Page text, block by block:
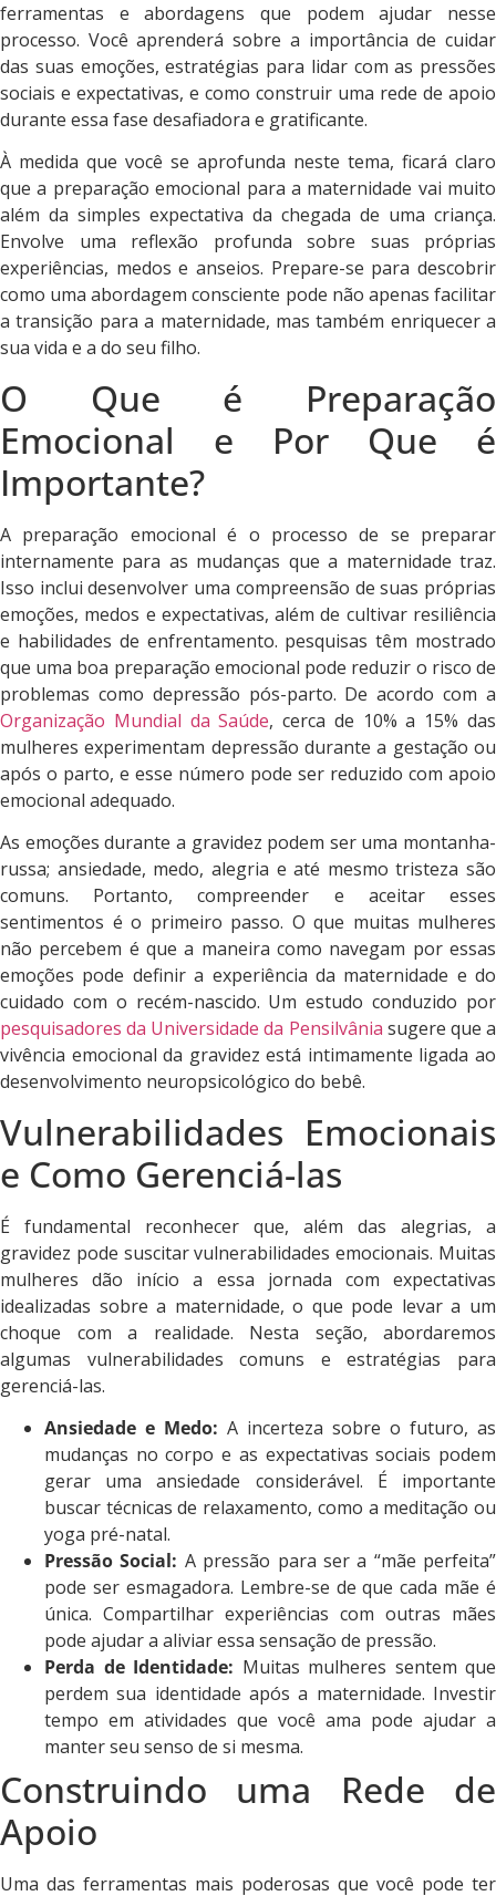
ferramentas e abordagens que podem ajudar nesse
processo. Você aprenderá sobre a importância de cuidar
das suas emoções, estratégias para lidar com as pressões
sociais e expectativas, e como construir uma rede de apoio
durante essa fase desafiadora e gratificante.
À medida que você se aprofunda neste tema, ficará claro
que a preparação emocional para a maternidade vai muito
além da simples expectativa da chegada de uma criança.
Envolve uma reflexão profunda sobre suas próprias
experiências, medos e anseios. Prepare-se para descobrir
como uma abordagem consciente pode não apenas facilitar
a transição para a maternidade, mas também enriquecer a
sua vida e a do seu filho.
O Que é Preparação
Emocional e Por Que é
Importante?
A preparação emocional é o processo de se preparar
internamente para as mudanças que a maternidade traz.
Isso inclui desenvolver uma compreensão de suas próprias
emoções, medos e expectativas, além de cultivar resiliência
e habilidades de enfrentamento. pesquisas têm mostrado
que uma boa preparação emocional pode reduzir o risco de
problemas como depressão pós-parto. De acordo com a
Organização Mundial da Saúde, cerca de 10% a 15% das
mulheres experimentam depressão durante a gestação ou
após o parto, e esse número pode ser reduzido com apoio
emocional adequado.
As emoções durante a gravidez podem ser uma montanha-
russa; ansiedade, medo, alegria e até mesmo tristeza são
comuns. Portanto, compreender e aceitar esses
sentimentos é o primeiro passo. O que muitas mulheres
não percebem é que a maneira como navegam por essas
emoções pode definir a experiência da maternidade e do
cuidado com o recém-nascido. Um estudo conduzido por
pesquisadores da Universidade da Pensilvânia sugere que a
vivência emocional da gravidez está intimamente ligada ao
desenvolvimento neuropsicológico do bebê.
Vulnerabilidades Emocionais
e Como Gerenciá-las
É fundamental reconhecer que, além das alegrias, a
gravidez pode suscitar vulnerabilidades emocionais. Muitas
mulheres dão início a essa jornada com expectativas
idealizadas sobre a maternidade, o que pode levar a um
choque com a realidade. Nesta seção, abordaremos
algumas vulnerabilidades comuns e estratégias para
gerenciá-las.
Ansiedade e Medo: A incerteza sobre o futuro, as
mudanças no corpo e as expectativas sociais podem
gerar uma ansiedade considerável. É importante
buscar técnicas de relaxamento, como a meditação ou
yoga pré-natal.
Pressão Social: A pressão para ser a “mãe perfeita”
pode ser esmagadora. Lembre-se de que cada mãe é
única. Compartilhar experiências com outras mães
pode ajudar a aliviar essa sensação de pressão.
Perda de Identidade: Muitas mulheres sentem que
perdem sua identidade após a maternidade. Investir
tempo em atividades que você ama pode ajudar a
manter seu senso de si mesma.
Construindo uma Rede de
Apoio
Uma das ferramentas mais poderosas que você pode ter